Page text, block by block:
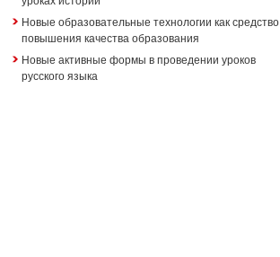
Новые образовательные технологии как средство
повышения качества образования
Новые активные формы в проведении уроков
русского языка